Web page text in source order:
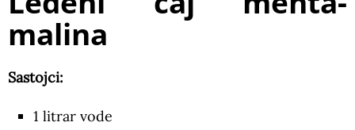
malina
Sastojci:
1 litrar vode